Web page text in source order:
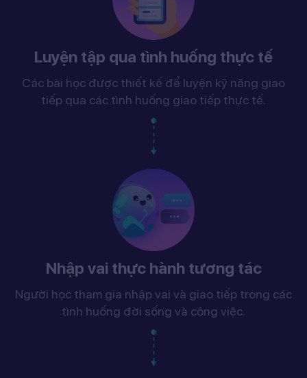
Luyện tập qua tình huống thực tế
Các bài học được thiết kế để luyện kỹ năng giao
tiếp qua các tình huống giao tiếp thực tế.
Nhập vai thực hành tương tác
Người học tham gia nhập vai và giao tiếp trong các
tình huống đời sống và công việc.